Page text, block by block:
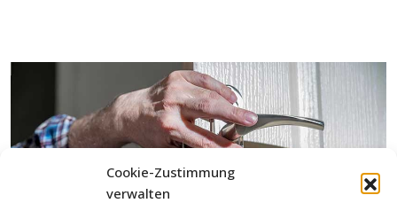
Cookie-Zustimmung
verwalten